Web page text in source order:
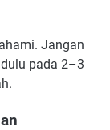
Jangan
pada 2–3